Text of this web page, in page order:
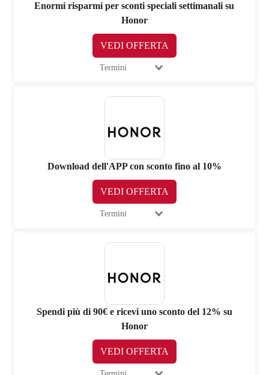
Enormi risparmi per sconti speciali settimanali su
Honor
VEDI OFFERTA
Termini
Download dell'APP con sconto fino al 10%
VEDI OFFERTA
Termini
Spendi più di 90€ e ricevi uno sconto del 12% su
Honor
VEDI OFFERTA